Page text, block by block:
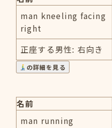
man kneeling facing
right
正座する男性: 右向き
の詳細を見る
名前
man running